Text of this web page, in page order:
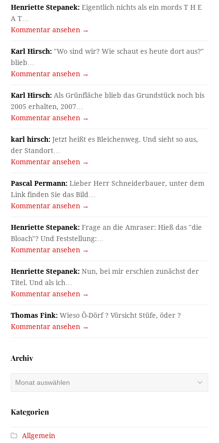
Henriette Stepanek: Eigentlich nichts als ein mords T H E
A T…
Kommentar ansehen →
Karl Hirsch: "Wo sind wir? Wie schaut es heute dort aus?"
blieb…
Kommentar ansehen →
Karl Hirsch: Als Grünfläche blieb das Grundstück noch bis
2005 erhalten, 2007…
Kommentar ansehen →
karl hirsch: Jetzt heißt es Bleichenweg. Und sieht so aus,
der Standort…
Kommentar ansehen →
Pascal Permann: Lieber Herr Schneiderbauer, unter dem
Link finden Sie das Bild…
Kommentar ansehen →
Henriette Stepanek: Frage an die Amraser: Hieß das "die
Bloach"? Und Feststellung:…
Kommentar ansehen →
Henriette Stepanek: Nun, bei mir erschien zunächst der
Titel. Und als ich…
Kommentar ansehen →
Thomas Fink: Wieso Ö-Dörf ? Vörsicht Stüfe, öder ?
Kommentar ansehen →
Archiv
Kategorien
Allgemein